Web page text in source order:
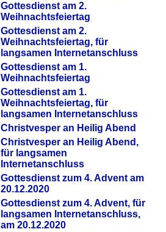
Gottesdienst am 2.
Weihnachtsfeiertag
Gottesdienst am 2.
Weihnachtsfeiertag, für
langsamen Internetanschluss
Gottesdienst am 1.
Weihnachtsfeiertag
Gottesdienst am 1.
Weihnachtsfeiertag, für
langsamen Internetanschluss
Christvesper an Heilig Abend
Christvesper an Heilig Abend,
für langsamen
Internetanschluss
Gottesdienst zum 4. Advent am
20.12.2020
Gottesdienst zum 4. Advent, für
langsamen Internetanschluss,
am 20.12.2020